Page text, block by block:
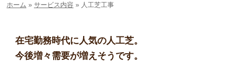
ホーム » サービス内容 » 人工芝工事
在宅勤務時代に人気の人工芝。
今後増々需要が増えそうです。